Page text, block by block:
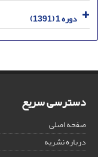
دوره 1 (1391)
دسترسی سریع
صفحه اصلی
درباره نشریه